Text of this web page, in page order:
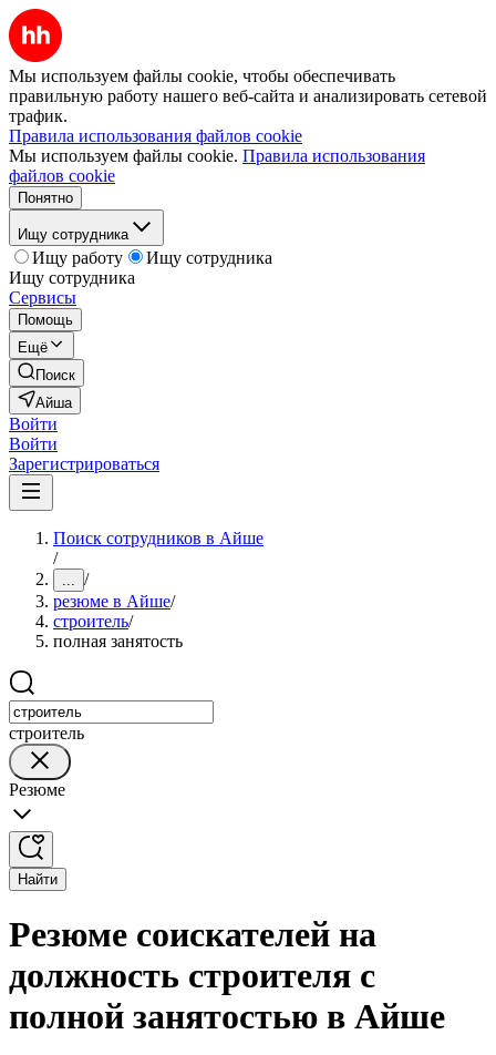
Мы используем файлы cookie, чтобы обеспечивать
правильную работу нашего веб-сайта и анализировать сетевой
трафик.
Правила использования файлов cookie
Мы используем файлы cookie. Правила использования
файлов cookie
Понятно
Ищу сотрудника
Ищу работу
Ищу сотрудника
Ищу сотрудника
Сервисы
Помощь
Ещё
Поиск
Айша
Войти
Войти
Зарегистрироваться
Поиск сотрудников в Айше
/
... /
резюме в Айше/
строитель/
полная занятость
строитель
Резюме
Найти
Резюме соискателей на
должность строителя с
полной занятостью в Айше